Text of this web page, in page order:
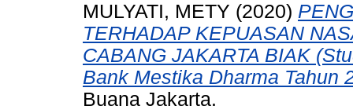
MULYATI, METY (2020)
TERHADAP KEPUASAN
CABANG JAKARTA BIAK
Bank Mestika Dharma Tahun
Buana Jakarta.